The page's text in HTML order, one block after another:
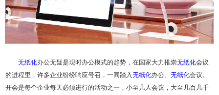
无纸化办公无疑是现时办公模式的趋势，在国家大力推崇无纸化会议
的进程里，许多企业纷纷响应号召，一同踏入 无纸化办公、 无纸化会议。
开会是每个企业每天必须进行的活动之一，小至几人会议，大至几百几千